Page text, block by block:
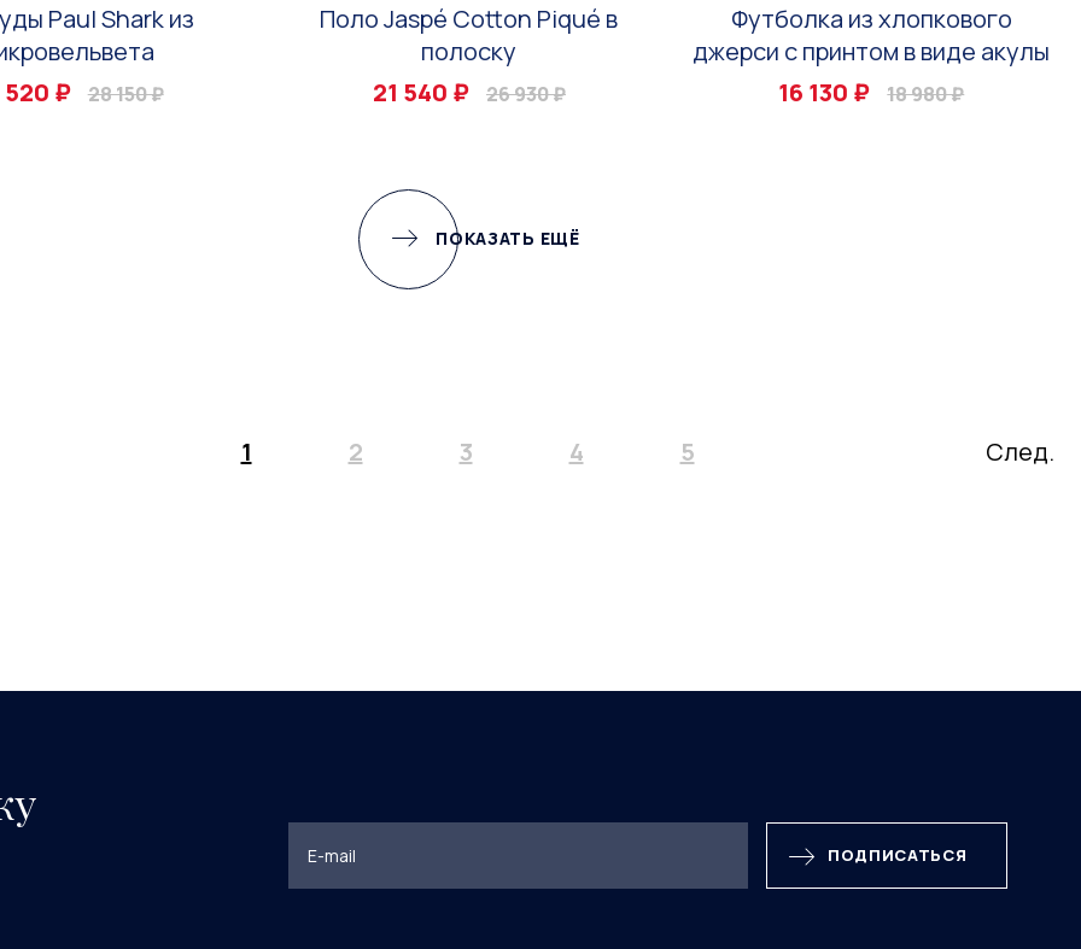
Paul Shark из
520 ₽
28 150 ₽
Поло Jaspé Cotton Piqué в
полоску
21 540 ₽
26 930 ₽
Футболка из хлопкового
джерси с принтом в виде акулы
16 130 ₽
18 980 ₽
ПОКАЗАТЬ ЕЩЁ
1 2 3 4 5 След.
ПОДПИСАТЬСЯ